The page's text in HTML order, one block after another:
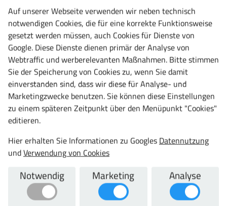
RAL 5012 Lichtblau
Farbe Türen/Schubladen:
RAL 5012 Lichtblau
Typ:
18 x 36E
Material:
Stahlblech
Garantie:
10 Jahre
Zu diesem Artikel passt auch
Auf unserer Webseite verwenden wir neben technisch
notwendigen Cookies, die für eine korrekte Funktionsweise
gesetzt werden müssen, auch Cookies für Dienste von
Google. Diese Dienste dienen primär der Analyse von
Webtraffic und werberelevanten Maßnahmen. Bitte stimmen
Sie der Speicherung von Cookies zu, wenn Sie damit
einverstanden sind, dass wir diese für Analyse- und
Marketingzwecke benutzen. Sie können diese Einstellungen
zu einem späteren Zeitpunkt über den Menüpunkt "Cookies"
editieren.
Hier erhalten Sie Informationen zu Googles Datennutzung
undVerwendung von Cookies
Notwendig Marketing Analyse